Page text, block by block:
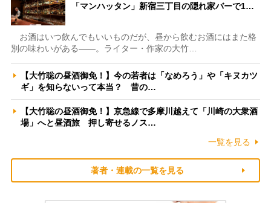
「マンハッタン」新宿三丁目の隠れ家バーで1…
お酒はいつ飲んでもいいものだが、昼から飲むお酒にはまた格
別の味わいがある――。ライター・作家の大竹…
【大竹聡の昼酒御免！】今の若者は「なめろう」や「キヌカツ
ギ」を知らないって本当？ 昔の…
【大竹聡の昼酒御免！】京急線で多摩川越えて「川崎の大衆酒
場」へと昼酒旅 押し寄せるノス…
一覧を見る
著者・連載の一覧を見る